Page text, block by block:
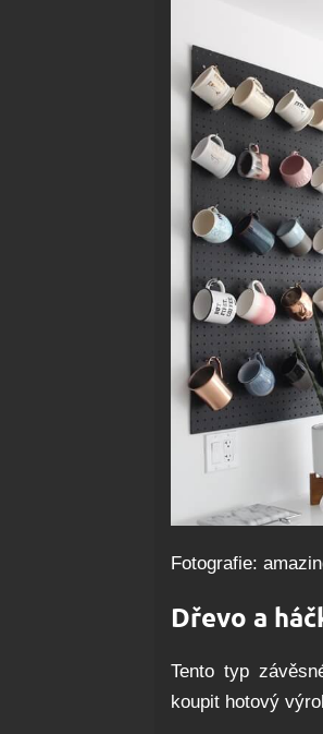
Fotografie:
Dřevo a
Tento typ
koupit hotový